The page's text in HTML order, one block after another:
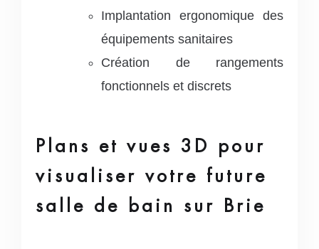
Implantation ergonomique des
équipements sanitaires
Création de rangements
fonctionnels et discrets
Plans et vues 3D pour
visualiser votre future
salle de bain sur Brie